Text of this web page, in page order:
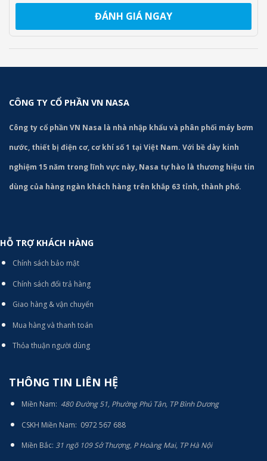
ĐÁNH GIÁ NGAY
CÔNG TY CỔ PHẦN VN NASA
Công ty cổ phần VN Nasa là nhà nhập khẩu và phân phối máy bơm
nước, thiết bị điện cơ, cơ khí số 1 tại Việt Nam. Với bề dày kinh
nghiệm 15 năm trong lĩnh vực này, Nasa tự hào là thương hiệu tin
dùng của hàng ngàn khách hàng trên khắp 63 tỉnh, thành phố.
HỖ TRỢ KHÁCH HÀNG
Chính sách bảo mật
Chính sách đổi trả hàng
Giao hàng & vận chuyển
Mua hàng và thanh toán
Thỏa thuận người dùng
THÔNG TIN LIÊN HỆ
Miền Nam: 480 Đường 51, Phường Phú Tân, TP Bình Dương
CSKH Miền Nam: 0972 567 688
Miền Bắc: 31 ngõ 109 Sở Thượng, P Hoàng Mai, TP Hà Nội